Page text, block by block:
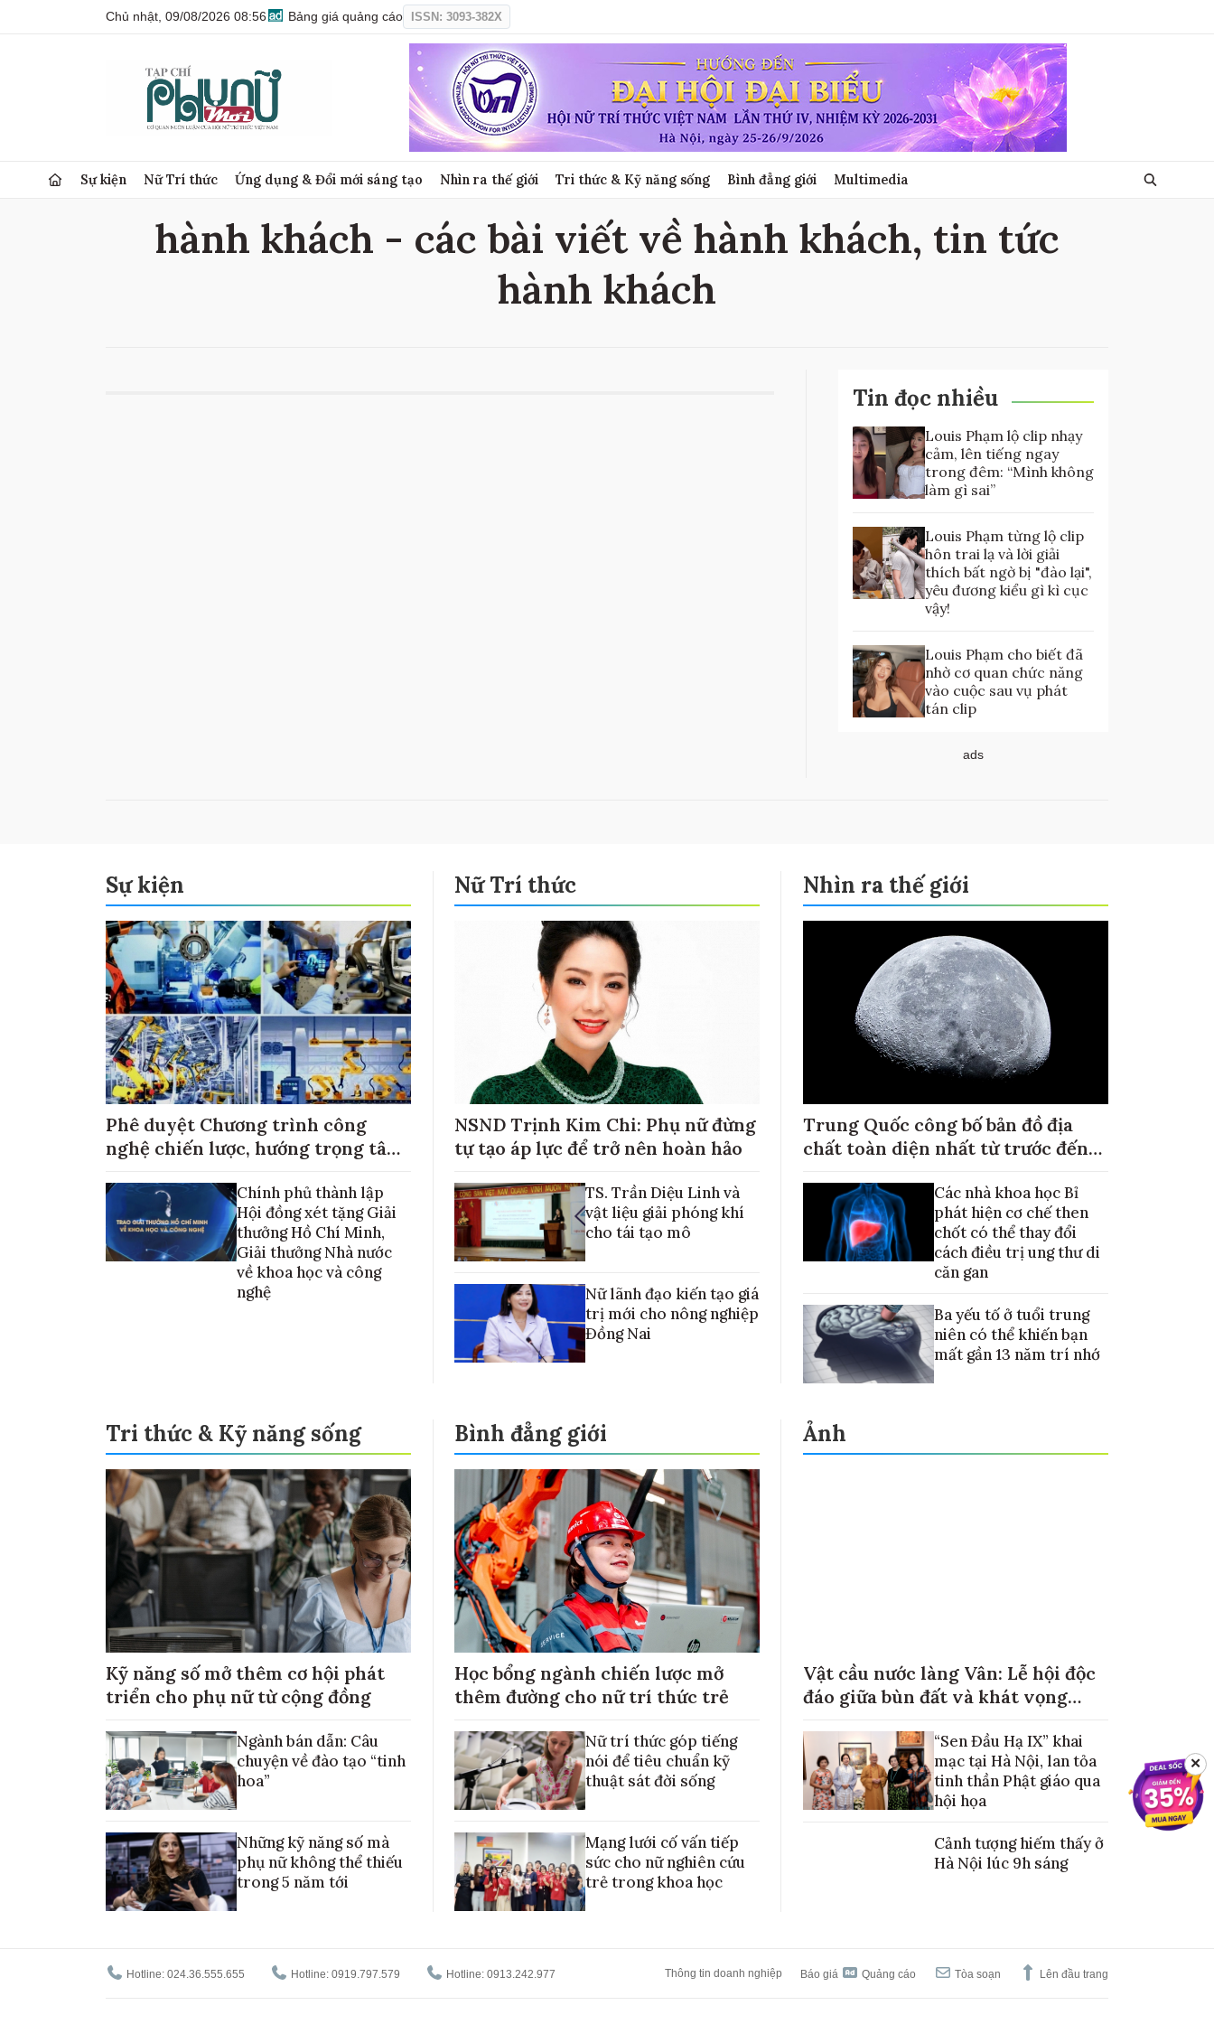
Chủ nhật, 09/08/2026 08:56 Bảng giá quảng cáo ISSN: 3093-382X
Sự kiện Nữ Trí thức Ứng dụng & Đổi mới sáng tạo Nhìn ra thế giới Tri thức & Kỹ năng sống Bình đẳng giới Multimedia
hành khách - các bài viết về hành khách, tin tức
hành khách
Tin đọc nhiều
Louis Phạm lộ clip nhạy
cảm, lên tiếng ngay
trong đêm: “Mình không
làm gì sai”
Louis Phạm từng lộ clip
hôn trai lạ và lời giải
thích bất ngờ bị "đào lại",
yêu đương kiểu gì kì cục
vậy!
Louis Phạm cho biết đã
nhờ cơ quan chức năng
vào cuộc sau vụ phát
tán clip
ads
Sự kiện
Phê duyệt Chương trình công
nghệ chiến lược, hướng trọng tâm
Chính phủ thành lập
Hội đồng xét tặng Giải
thưởng Hồ Chí Minh,
Giải thưởng Nhà nước
về khoa học và công
nghệ
Nữ Trí thức
NSND Trịnh Kim Chi: Phụ nữ đừng
tự tạo áp lực để trở nên hoàn hảo
TS. Trần Diệu Linh và
vật liệu giải phóng khí
cho tái tạo mô
Nữ lãnh đạo kiến tạo giá
trị mới cho nông nghiệp
Đồng Nai
Nhìn ra thế giới
Trung Quốc công bố bản đồ địa
chất toàn diện nhất từ trước đến
Các nhà khoa học Bỉ
phát hiện cơ chế then
chốt có thể thay đổi
cách điều trị ung thư di
căn gan
Ba yếu tố ở tuổi trung
niên có thể khiến bạn
mất gần 13 năm trí nhớ
Tri thức & Kỹ năng sống
Kỹ năng số mở thêm cơ hội phát
triển cho phụ nữ từ cộng đồng
Ngành bán dẫn: Câu
chuyện về đào tạo “tinh
hoa”
Những kỹ năng số mà
phụ nữ không thể thiếu
trong 5 năm tới
Bình đẳng giới
Học bổng ngành chiến lược mở
thêm đường cho nữ trí thức trẻ
Nữ trí thức góp tiếng
nói để tiêu chuẩn kỹ
thuật sát đời sống
Mạng lưới cố vấn tiếp
sức cho nữ nghiên cứu
trẻ trong khoa học
Ảnh
Vật cầu nước làng Vân: Lễ hội độc
đáo giữa bùn đất và khát vọng
“Sen Đầu Hạ IX” khai
mạc tại Hà Nội, lan tỏa
tinh thần Phật giáo qua
hội họa
Cảnh tượng hiếm thấy ở
Hà Nội lúc 9h sáng
Hotline: 024.36.555.655 Hotline: 0919.797.579 Hotline: 0913.242.977 Thông tin doanh nghiệp Báo giá Quảng cáo Tòa soạn Lên đầu trang
✕